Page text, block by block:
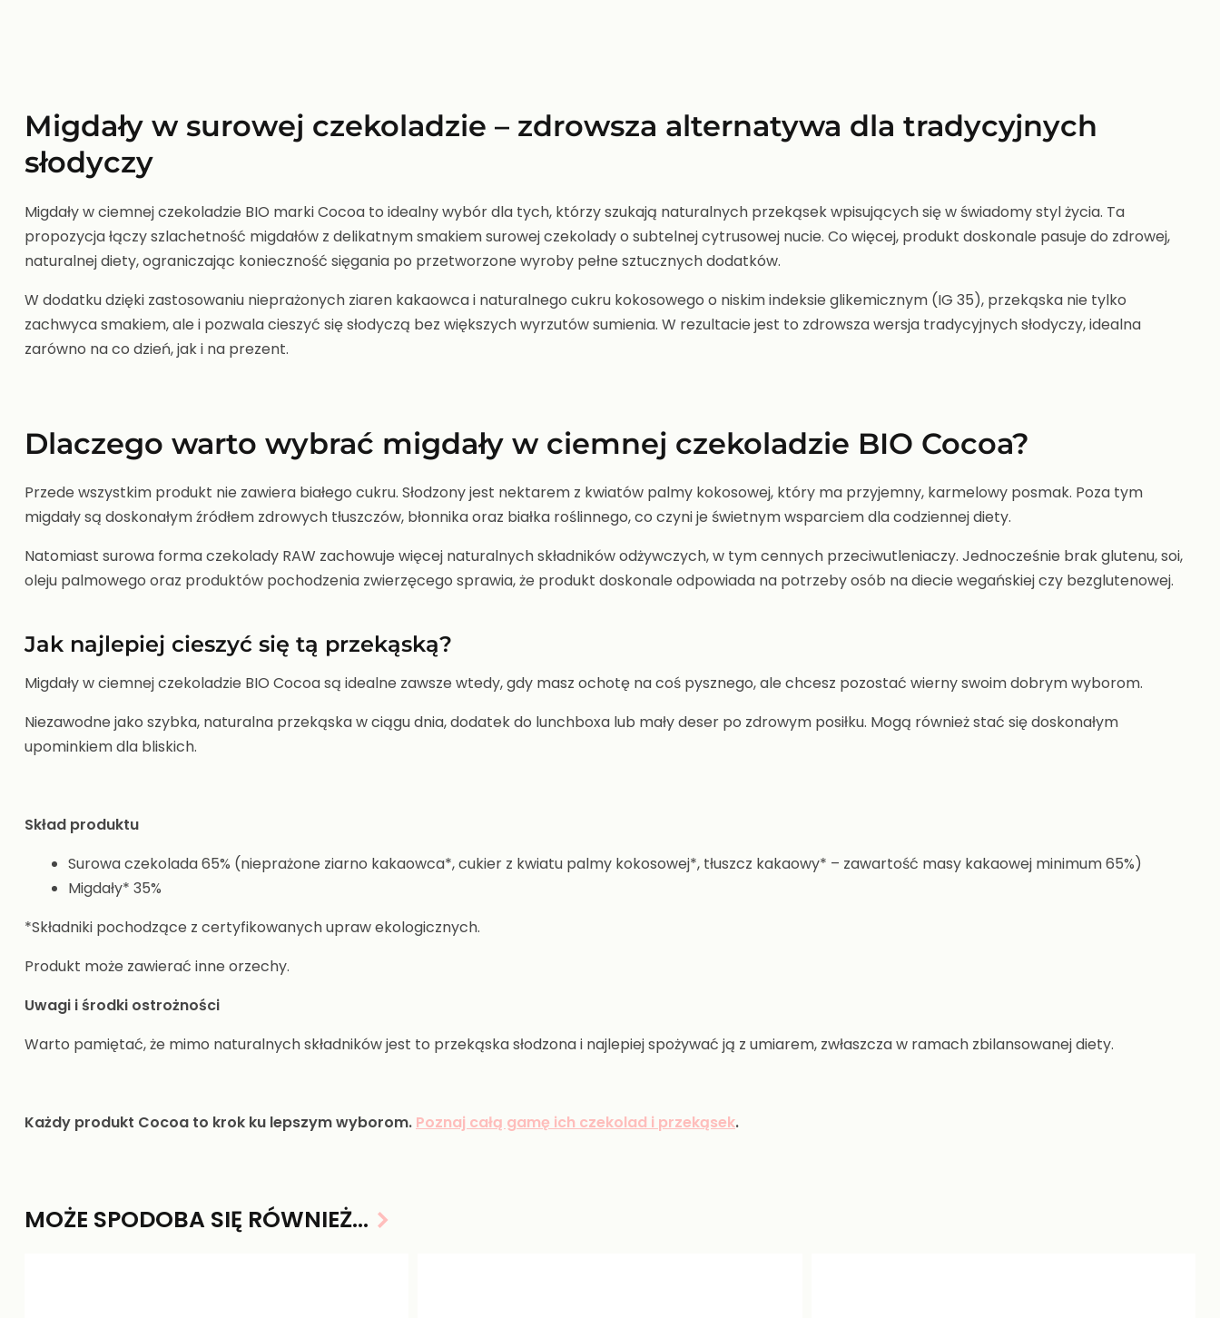
Migdały w surowej czekoladzie – zdrowsza alternatywa dla tradycyjnych
słodyczy
Migdały w ciemnej czekoladzie BIO marki Cocoa to idealny wybór dla tych, którzy szukają naturalnych przekąsek wpisujących się w świadomy styl życia. Ta
propozycja łączy szlachetność migdałów z delikatnym smakiem surowej czekolady o subtelnej cytrusowej nucie. Co więcej, produkt doskonale pasuje do zdrowej,
naturalnej diety, ograniczając konieczność sięgania po przetworzone wyroby pełne sztucznych dodatków.
W dodatku dzięki zastosowaniu nieprażonych ziaren kakaowca i naturalnego cukru kokosowego o niskim indeksie glikemicznym (IG 35), przekąska nie tylko
zachwyca smakiem, ale i pozwala cieszyć się słodyczą bez większych wyrzutów sumienia. W rezultacie jest to zdrowsza wersja tradycyjnych słodyczy, idealna
zarówno na co dzień, jak i na prezent.
Dlaczego warto wybrać migdały w ciemnej czekoladzie BIO Cocoa?
Przede wszystkim produkt nie zawiera białego cukru. Słodzony jest nektarem z kwiatów palmy kokosowej, który ma przyjemny, karmelowy posmak. Poza tym
migdały są doskonałym źródłem zdrowych tłuszczów, błonnika oraz białka roślinnego, co czyni je świetnym wsparciem dla codziennej diety.
Natomiast surowa forma czekolady RAW zachowuje więcej naturalnych składników odżywczych, w tym cennych przeciwutleniaczy. Jednocześnie brak glutenu, soi,
oleju palmowego oraz produktów pochodzenia zwierzęcego sprawia, że produkt doskonale odpowiada na potrzeby osób na diecie wegańskiej czy bezglutenowej.
Jak najlepiej cieszyć się tą przekąską?
Migdały w ciemnej czekoladzie BIO Cocoa są idealne zawsze wtedy, gdy masz ochotę na coś pysznego, ale chcesz pozostać wierny swoim dobrym wyborom.
Niezawodne jako szybka, naturalna przekąska w ciągu dnia, dodatek do lunchboxa lub mały deser po zdrowym posiłku. Mogą również stać się doskonałym
upominkiem dla bliskich.
Skład produktu
Surowa czekolada 65% (nieprażone ziarno kakaowca*, cukier z kwiatu palmy kokosowej*, tłuszcz kakaowy* – zawartość masy kakaowej minimum 65%)
Migdały* 35%
*Składniki pochodzące z certyfikowanych upraw ekologicznych.
Produkt może zawierać inne orzechy.
Uwagi i środki ostrożności
Warto pamiętać, że mimo naturalnych składników jest to przekąska słodzona i najlepiej spożywać ją z umiarem, zwłaszcza w ramach zbilansowanej diety.
Każdy produkt Cocoa to krok ku lepszym wyborom. Poznaj całą gamę ich czekolad i przekąsek.
MOŻE SPODOBA SIĘ RÓWNIEŻ…